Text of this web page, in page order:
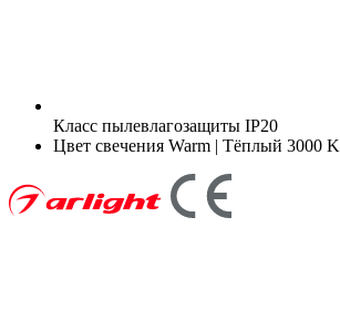
Класс пылевлагозащиты IP20
Цвет свечения Warm | Тёплый 3000 K